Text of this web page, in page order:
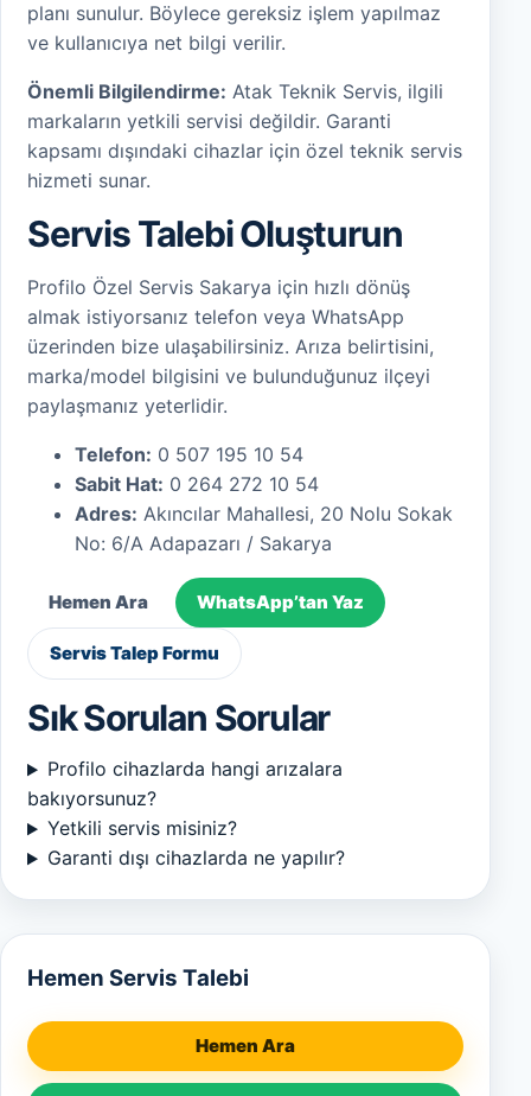
planı sunulur. Böylece gereksiz işlem yapılmaz
ve kullanıcıya net bilgi verilir.
Önemli Bilgilendirme: Atak Teknik Servis, ilgili
markaların yetkili servisi değildir. Garanti
kapsamı dışındaki cihazlar için özel teknik servis
hizmeti sunar.
Servis Talebi Oluşturun
Profilo Özel Servis Sakarya için hızlı dönüş
almak istiyorsanız telefon veya WhatsApp
üzerinden bize ulaşabilirsiniz. Arıza belirtisini,
marka/model bilgisini ve bulunduğunuz ilçeyi
paylaşmanız yeterlidir.
Telefon: 0 507 195 10 54
Sabit Hat: 0 264 272 10 54
Adres: Akıncılar Mahallesi, 20 Nolu Sokak
No: 6/A Adapazarı / Sakarya
Hemen Ara WhatsApp’tan Yaz
Servis Talep Formu
Sık Sorulan Sorular
Profilo cihazlarda hangi arızalara
bakıyorsunuz?
Yetkili servis misiniz?
Garanti dışı cihazlarda ne yapılır?
Hemen Servis Talebi
Hemen Ara